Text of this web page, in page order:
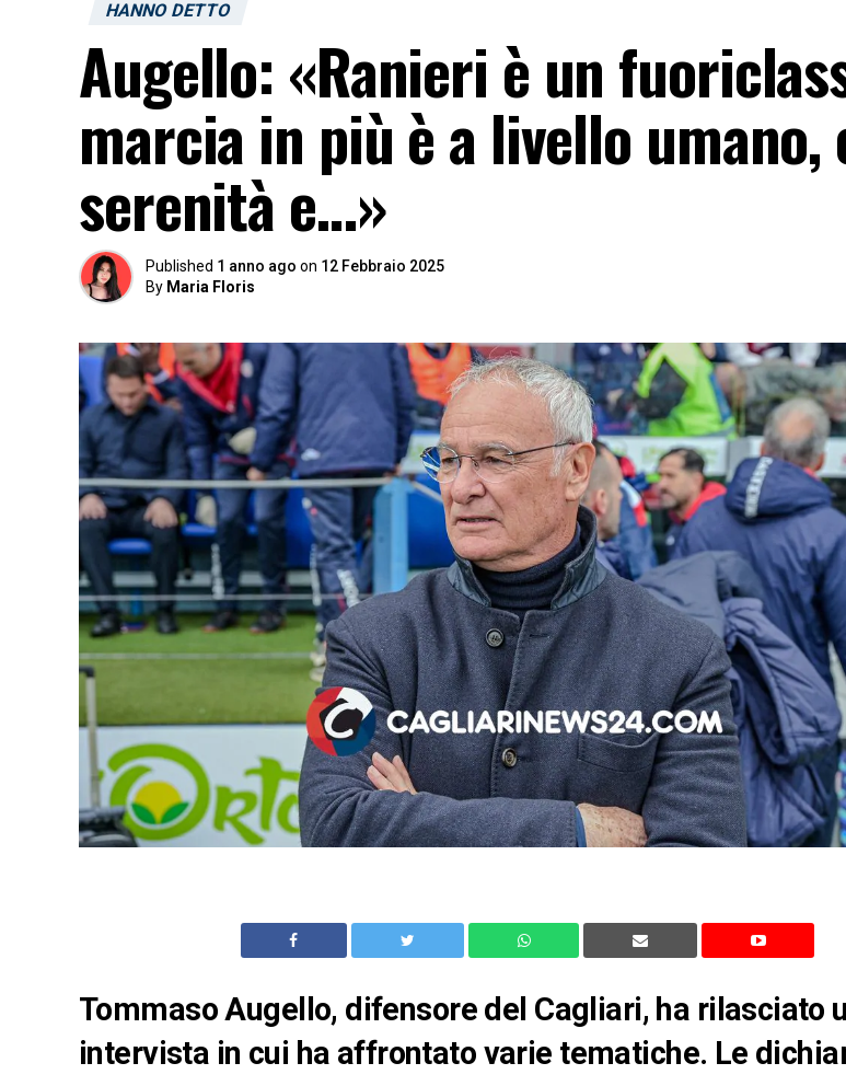
HANNO DETTO
Augello: «Ranieri è un
marcia in più è a livello umano,
serenità e…»
Published 1 anno ago on 12 Febbraio 2025
By Maria Floris
Tommaso Augello, difensore del Cagliari, ha rilasciato
intervista in cui ha affrontato varie tematiche. Le